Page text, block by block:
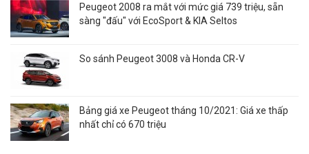
Peugeot 2008 ra mắt với mức giá 739 triệu, sẵn
sàng "đấu" với EcoSport & KIA Seltos
So sánh Peugeot 3008 và Honda CR-V
Bảng giá xe Peugeot tháng 10/2021: Giá xe thấp
nhất chỉ có 670 triệu